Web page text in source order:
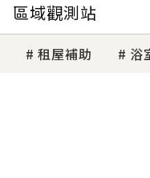
區域觀測站
租屋補助 浴